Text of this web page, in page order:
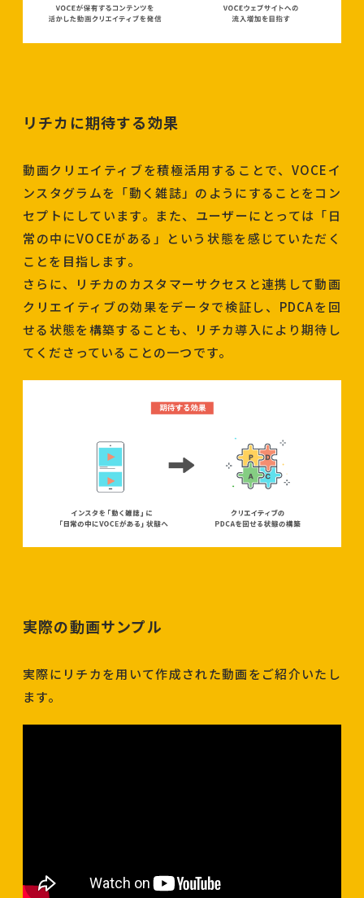
リチカに期待する効果
動画クリエイティブを積極活用することで、VOCEイ
ンスタグラムを「動く雑誌」のようにすることをコン
セプトにしています。また、ユーザーにとっては「日
常の中にVOCEがある」という状態を感じていただく
ことを目指します。
さらに、リチカのカスタマーサクセスと連携して動画
クリエイティブの効果をデータで検証し、PDCAを回
せる状態を構築することも、リチカ導入により期待し
てくださっていることの一つです。
実際の動画サンプル
実際にリチカを用いて作成された動画をご紹介いたし
ます。